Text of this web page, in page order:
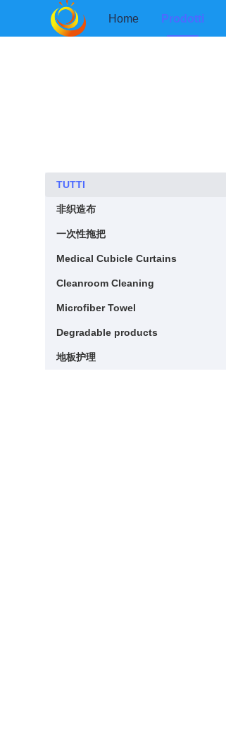
Home Prodotti
TUTTI
非织造布
一次性拖把
Medical Cubicle Curtains
Cleanroom Cleaning
Microfiber Towel
Degradable products
地板护理